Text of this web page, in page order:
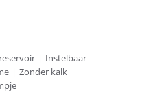
| Instelbaar
| Zonder kalk